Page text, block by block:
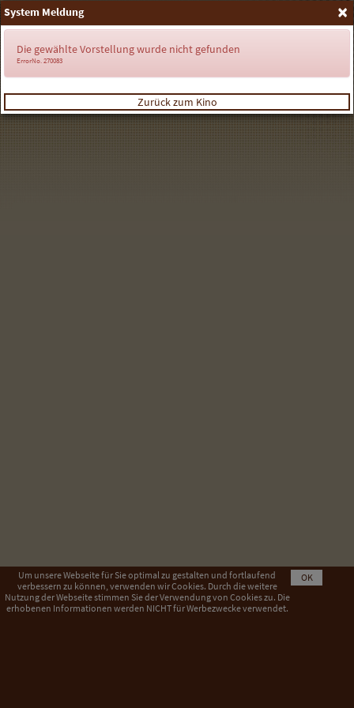
Anmelden
Um unsere Webseite für Sie optimal zu gestalten und fortlaufend
verbessern zu können, verwenden wir Cookies. Durch die weitere
Nutzung der Webseite stimmen Sie der Verwendung von Cookies zu. Die
erhobenen Informationen werden NICHT für Werbezwecke verwendet.
OK
×
System Meldung
Die gewählte Vorstellung wurde nicht gefunden
ErrorNo. 270083
Zurück zum Kino